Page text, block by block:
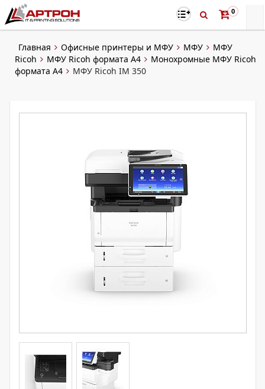
0
Главная Офисные принтеры и МФУ МФУ
МФУ
Ricoh
МФУ Ricoh формата A4
Монохромные МФУ Ricoh
формата А4
МФУ Ricoh IM 350